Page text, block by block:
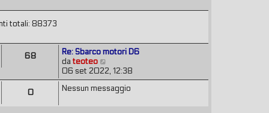
o
e
g
g
i
o
m
s
s
a
g
i
m
m
e
s
totali: 88373
68
Re: Sbarco motori D6
dateoteo
e
d
i
06 set 2022, 12:38
0 Nessun messaggio